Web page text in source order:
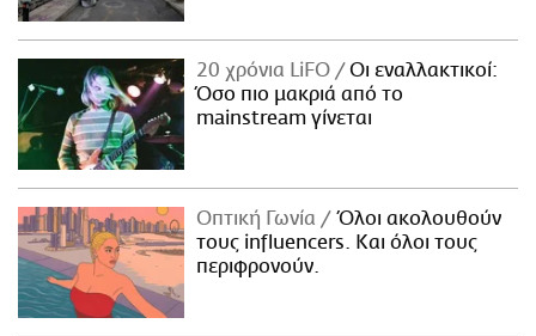
20 χρόνια LiFO
Οι εναλλακτικοί:
Όσο πιο μακριά από το
mainstream γίνεται
Οπτική Γωνία
Όλοι ακολουθούν
τους influencers. Και όλοι τους
περιφρονούν.